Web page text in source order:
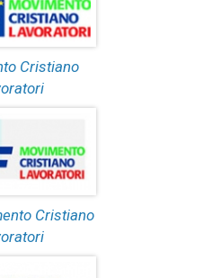
Cristiano
Cristiano